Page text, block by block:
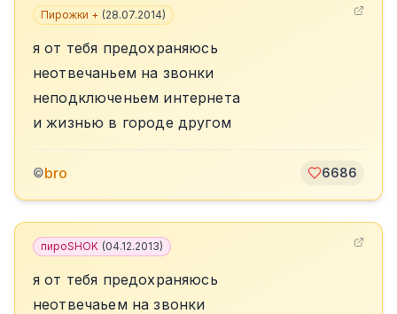
Пирожки + (28.07.2014)
я от тебя предохраняюсь
неотвечаньем на звонки
неподключеньем интернета
и жизнью в городе другом
©bro 6686
пироSHOK (04.12.2013)
я от тебя предохраняюсь
неотвечаьем на звонки